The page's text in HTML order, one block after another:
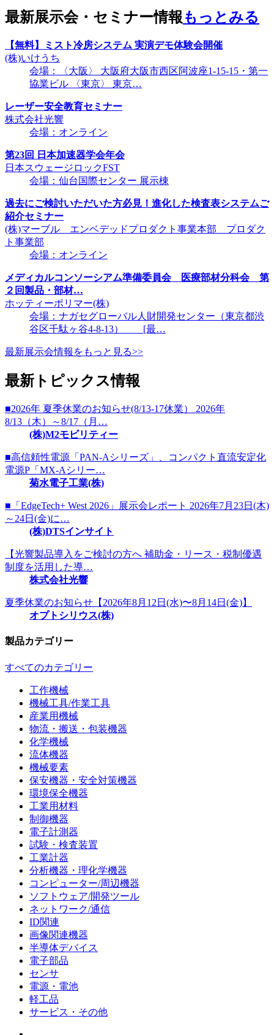
最新展示会・セミナー情報もっとみる
【無料】ミスト冷房システム 実演デモ体験会開催
(株)いけうち
会場：〈大阪〉 大阪府大阪市西区阿波座1-15-15・第一
協業ビル 〈東京〉 東京…
レーザー安全教育セミナー
株式会社光響
会場：オンライン
第23回 日本加速器学会年会
日本スウェージロックFST
会場：仙台国際センター 展示棟
過去にご検討いただいた方必見！進化した検査表システムご
紹介セミナー
(株)マーブル エンベデッドプロダクト事業本部 プロダク
ト事業部
会場：オンライン
メディカルコンソーシアム準備委員会 医療部材分科会 第
２回製品・部材…
ホッティーポリマー(株)
会場：ナガセグローバル人財開発センター（東京都渋
谷区千駄ヶ谷4-8-13） [最…
最新展示会情報をもっと見る>>
最新トピックス情報
■2026年 夏季休業のお知らせ(8/13-17休業） 2026年
8/13（木）～8/17（月…
(株)M2モビリティー
■高信頼性電源「PAN-Aシリーズ」、コンパクト直流安定化
電源P「MX-Aシリー…
菊水電子工業(株)
■「EdgeTech+ West 2026」展示会レポート 2026年7月23日(木)
～24日(金)に…
(株)DTSインサイト
【光響製品導入をご検討の方へ 補助金・リース・税制優遇
制度を活用した導…
株式会社光響
夏季休業のお知らせ【2026年8月12日(水)〜8月14日(金)】
オプトシリウス(株)
製品カテゴリー
すべてのカテゴリー
工作機械
機械工具/作業工具
産業用機械
物流・搬送・包装機器
化学機械
流体機器
機械要素
保安機器・安全対策機器
環境保全機器
工業用材料
制御機器
電子計測器
試験・検査装置
工業計器
分析機器・理化学機器
コンピューター/周辺機器
ソフトウェア/開発ツール
ネットワーク/通信
ID関連
画像関連機器
半導体デバイス
電子部品
センサ
電源・電池
軽工品
サービス・その他